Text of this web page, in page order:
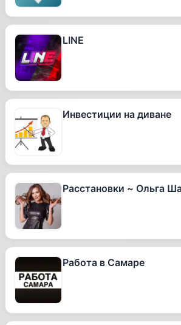
LINE
Инвестиции на диване
Расстановки ~ Ольга
Работа в Самаре